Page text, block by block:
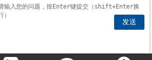
的自动化控制
的提炼方式
发送